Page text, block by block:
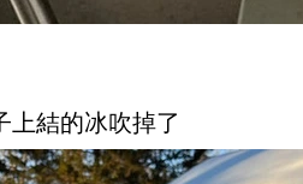
上結的冰吹掉了